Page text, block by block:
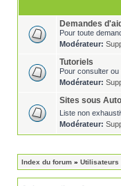
Demandes
Pour toute
Modérateur:
Tutoriels
Pour consulter
Modérateur:
Sites sous
Liste non
Modérateur:
Index du forum » Utilisateurs